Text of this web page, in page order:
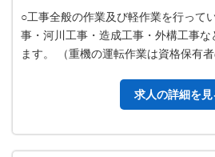
○工事全般の作業及び軽作業を行って
事・河川工事・造成工事・外構工事な
ます。 （重機の運転作業は資格保有
求人の詳細を見